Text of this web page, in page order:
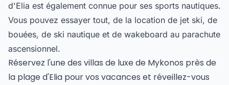
d'Elia est également connue pour ses sports nautiques.
Vous pouvez essayer tout, de la location de jet ski, de
bouées, de ski nautique et de wakeboard au parachute
ascensionnel.
Réservez l'une des villas de luxe de Mykonos près de
la plage d'Elia pour vos vacances et réveillez-vous